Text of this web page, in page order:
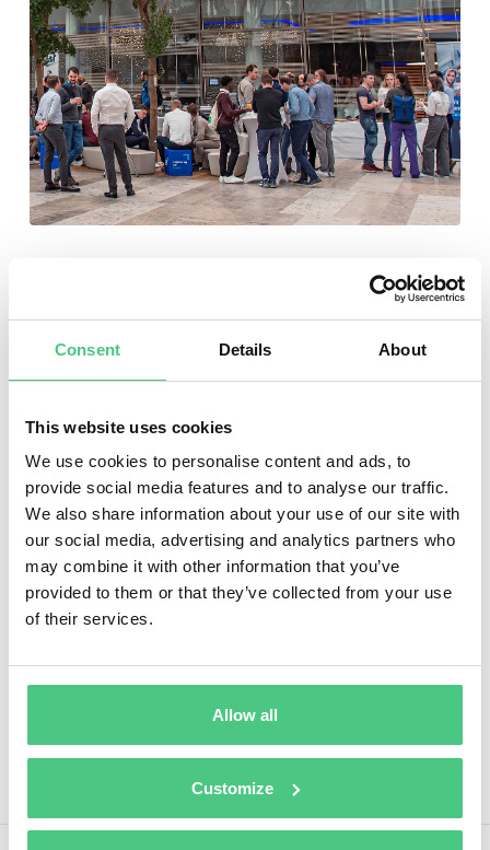
Consent Details About
This website uses cookies
We use cookies to personalise content and ads, to
provide social media features and to analyse our traffic.
We also share information about your use of our site with
our social media, advertising and analytics partners who
may combine it with other information that you’ve
provided to them or that they’ve collected from your use
of their services.
Allow all
Customize
Frankfurt, Congress Hotel
Detalles:
46.º Foro VDI de Mantenimiento 2026
conferencia técnica consolidada que reúne a expertos
de la industria y la ingeniería para debatir estrategias,
métodos e innovaciones prácticas en el mantenimiento.
El enfoque principal está en los desarrollos actuales, el